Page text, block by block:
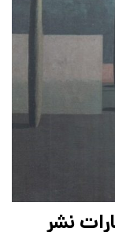
نشر